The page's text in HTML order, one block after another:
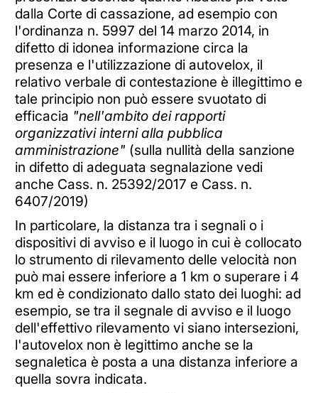
dalla Corte di cassazione, ad esempio con
l'ordinanza n. 5997 del 14 marzo 2014, in
difetto di idonea informazione circa la
presenza e l'utilizzazione di autovelox, il
relativo verbale di contestazione è illegittimo e
tale principio non può essere svuotato di
efficacia "nell'ambito dei rapporti
organizzativi interni alla pubblica
amministrazione" (sulla nullità della sanzione
in difetto di adeguata segnalazione vedi
anche Cass. n. 25392/2017 e Cass. n.
6407/2019)
In particolare, la distanza tra i segnali o i
dispositivi di avviso e il luogo in cui è collocato
lo strumento di rilevamento delle velocità non
può mai essere inferiore a 1 km o superare i 4
km ed è condizionato dallo stato dei luoghi: ad
esempio, se tra il segnale di avviso e il luogo
dell'effettivo rilevamento vi siano intersezioni,
l'autovelox non è legittimo anche se la
segnaletica è posta a una distanza inferiore a
quella sovra indicata.